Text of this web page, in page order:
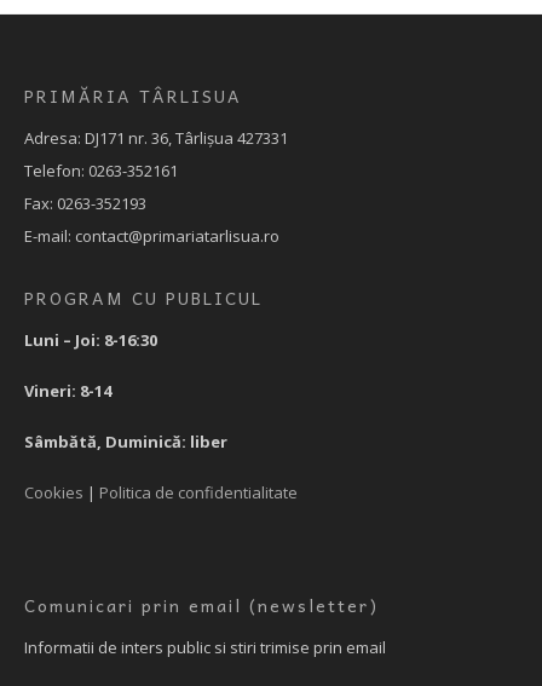
PRIMĂRIA TÂRLISUA
Adresa: DJ171 nr. 36, Târlișua 427331
Telefon: 0263-352161
Fax: 0263-352193
E-mail: contact@primariatarlisua.ro
PROGRAM CU PUBLICUL
Luni – Joi: 8-16:30
Vineri: 8-14
Sâmbătă, Duminică: liber
Cookies | Politica de confidentialitate
Comunicari prin email (newsletter)
Informatii de inters public si stiri trimise prin email